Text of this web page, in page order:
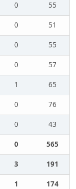
0
55
0
51
0
55
0
57
1
65
0
76
0
43
0
565
3
191
1
174